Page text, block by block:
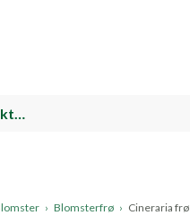
› Blomsterfrø › Cineraria frø